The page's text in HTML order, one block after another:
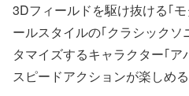
3Dフィールドを駆け抜ける｢
ールスタイルの｢クラシックソ
タマイズするキャラクター｢ア
スピードアクションが楽しめる